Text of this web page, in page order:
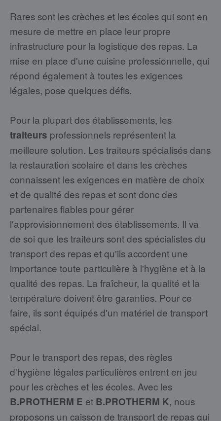
Rares sont les crèches et les écoles qui sont en
mesure de mettre en place leur propre
infrastructure pour la logistique des repas. La
mise en place d'une cuisine professionnelle, qui
répond également à toutes les exigences
légales, pose quelques défis.
Pour la plupart des établissements, les
traiteurs professionnels représentent la
meilleure solution. Les traiteurs spécialisés dans
la restauration scolaire et dans les crèches
connaissent les exigences en matière de choix
et de qualité des repas et sont donc des
partenaires fiables pour gérer
l'approvisionnement des établissements. Il va
de soi que les traiteurs sont des spécialistes du
transport des repas et qu'ils accordent une
importance toute particulière à l'hygiène et à la
qualité des repas. La fraîcheur, la qualité et la
température doivent être garanties. Pour ce
faire, ils sont équipés d'un matériel de transport
spécial.
Pour le transport des repas, des règles
d'hygiène légales particulières entrent en jeu
pour les crèches et les écoles. Avec les
B.PROTHERM E et B.PROTHERM K, nous
proposons un caisson de transport de repas qui